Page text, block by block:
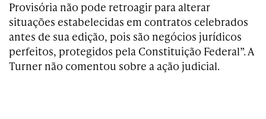
Provisória não pode retroagir para alterar
situações estabelecidas em contratos celebrados
antes de sua edição, pois são negócios jurídicos
perfeitos, protegidos pela Constituição Federal”. A
Turner não comentou sobre a ação judicial.